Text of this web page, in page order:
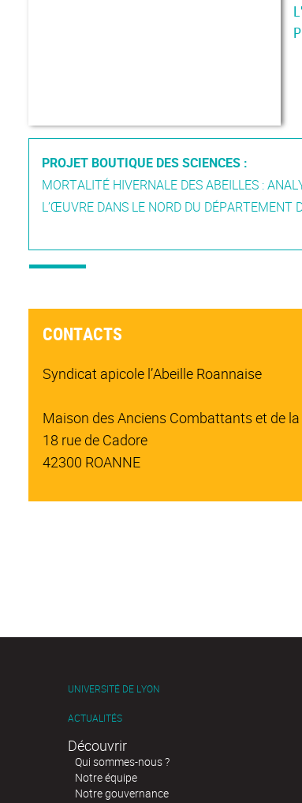
PROJET BOUTIQUE DES SCIENCES :
MORTALITÉ HIVERNALE DES ABEILLES :
L’ŒUVRE DANS LE NORD DU DÉPARTEMENT
CONTACTS
Syndicat apicole l’Abeille Roannaise
Maison des Anciens Combattants et de la
18 rue de Cadore
42300 ROANNE
UNIVERSITÉ DE LYON
ACTUALITÉS
Découvrir
Qui sommes-nous ?
Notre équipe
Notre gouvernance